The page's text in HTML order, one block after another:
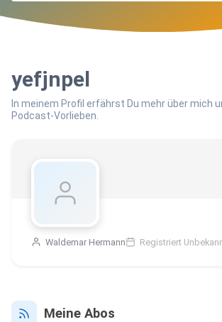
yefjnpel
In meinem Profil erfährst Du mehr über mich
Podcast-Vorlieben.
Waldemar Hermann Registriert
Meine Abos